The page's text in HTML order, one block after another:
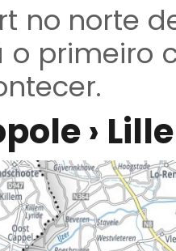
no norte
o primeiro
›